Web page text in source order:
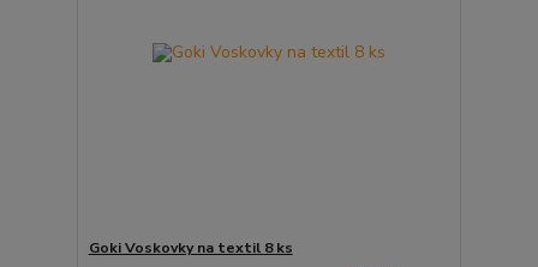
Goki Voskovky na textil 8 ks